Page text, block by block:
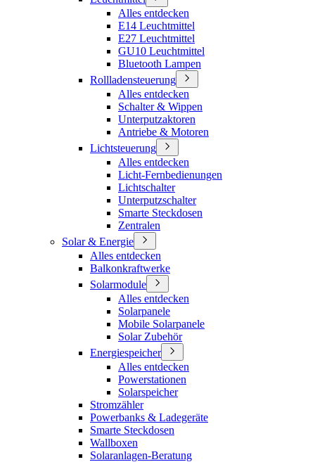
Alles entdecken
E14 Leuchtmittel
E27 Leuchtmittel
GU10 Leuchtmittel
Bluetooth Lampen
Rollladensteuerung
Alles entdecken
Schalter & Wippen
Unterputzaktoren
Antriebe & Motoren
Lichtsteuerung
Alles entdecken
Licht-Fernbedienungen
Lichtschalter
Unterputzschalter
Smarte Steckdosen
Zentralen
Solar & Energie
Alles entdecken
Balkonkraftwerke
Solarmodule
Alles entdecken
Solarpanele
Mobile Solarpanele
Solar Zubehör
Energiespeicher
Alles entdecken
Powerstationen
Solarspeicher
Stromzähler
Powerbanks & Ladegeräte
Smarte Steckdosen
Wallboxen
Solaranlagen-Beratung